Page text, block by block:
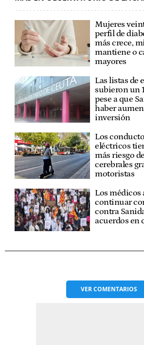
Mujeres
perfil de
más crece,
mantiene o
mayores
Las listas de
subieron un
pese a que
haber
inversión
Los
eléctricos
más riesgo
cerebrales
motoristas
Los médicos
continuar
contra
acuerdos en
VERCOMENTARIOS